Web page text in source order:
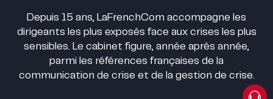
Depuis 15 ans, LaFrenchCom accompagne les
dirigeants les plus exposés face aux crises les plus
sensibles. Le cabinet figure, année après année,
parmi les références françaises de la
communication de crise et de la gestion de crise.